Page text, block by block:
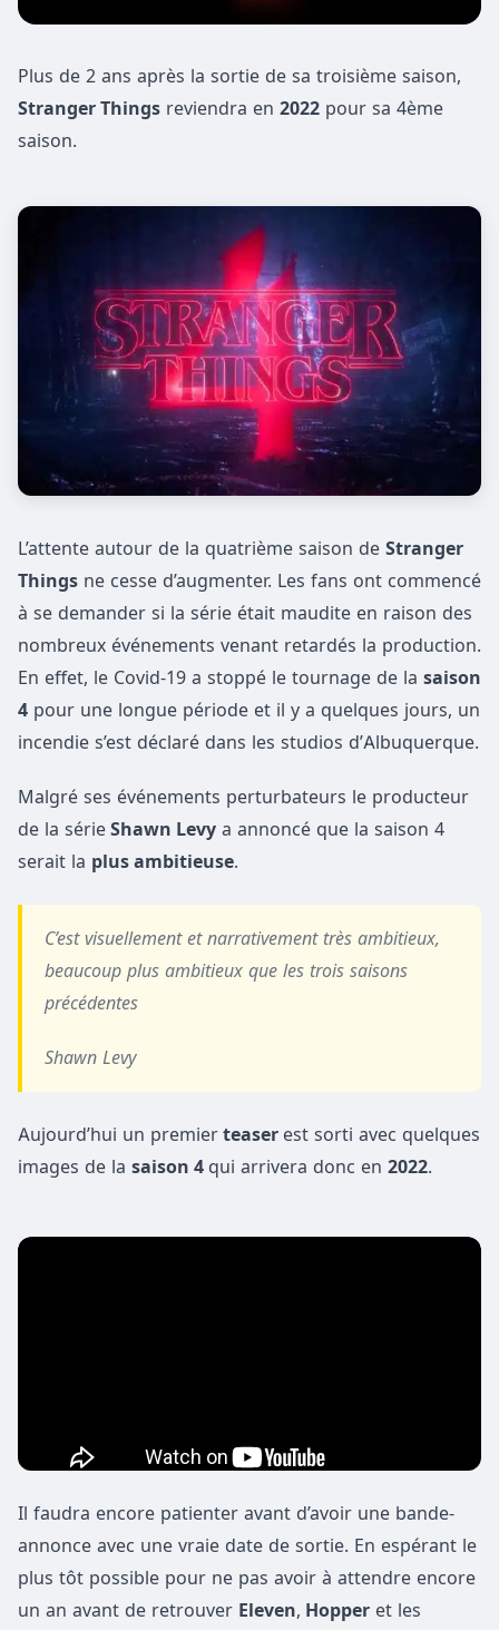
Plus de 2 ans après la sortie de sa troisième saison,
Stranger Things reviendra en 2022 pour sa 4ème
saison.
L’attente autour de la quatrième saison de Stranger
Things ne cesse d’augmenter. Les fans ont commencé
à se demander si la série était maudite en raison des
nombreux événements venant retardés la production.
En effet, le Covid-19 a stoppé le tournage de la saison
4 pour une longue période et il y a quelques jours, un
incendie s’est déclaré dans les studios d’Albuquerque.
Malgré ses événements perturbateurs le producteur
de la série Shawn Levy a annoncé que la saison 4
serait la plus ambitieuse.
C’est visuellement et narrativement très ambitieux,
beaucoup plus ambitieux que les trois saisons
précédentes
Shawn Levy
Aujourd’hui un premier teaser est sorti avec quelques
images de la saison 4 qui arrivera donc en 2022.
Il faudra encore patienter avant d’avoir une bande-
annonce avec une vraie date de sortie. En espérant le
plus tôt possible pour ne pas avoir à attendre encore
un an avant de retrouver Eleven, Hopper et les